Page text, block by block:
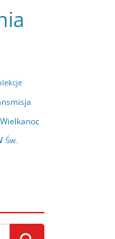
Wielkanoc
Św.